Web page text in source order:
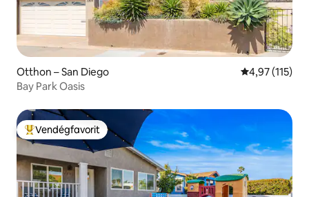
Otthon – San Diego Átlagos
4,97 (115)
Bay Park Oasis
Kiemelt vendégfavorit
Vendégfavorit